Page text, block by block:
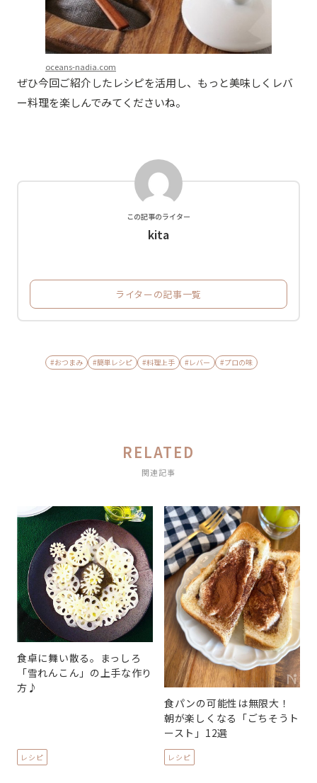
oceans-nadia.com
ぜひ今回ご紹介したレシピを活用し、もっと美味しくレバ
ー料理を楽しんでみてくださいね。
この記事のライター
kita
ライターの記事一覧
#おつまみ #簡単レシピ #料理上手 #レバー #プロの味
RELATED
関連記事
食卓に舞い散る。まっしろ
「雪れんこん」の上手な作り
方♪
レシピ
食パンの可能性は無限大！
朝が楽しくなる「ごちそうト
ースト」12選
レシピ